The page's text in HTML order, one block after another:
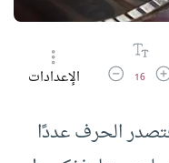
حجم الخط
16 تقليل حجم الخط
الإعدادات
الحرف عددًا